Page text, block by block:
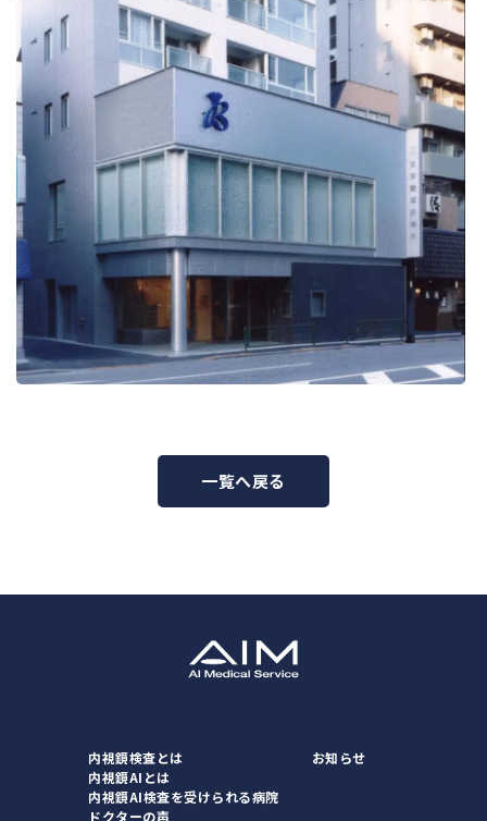
一覧へ戻る
内視鏡検査とは
内視鏡AIとは
内視鏡AI検査を受けられる病院
ドクターの声
お知らせ